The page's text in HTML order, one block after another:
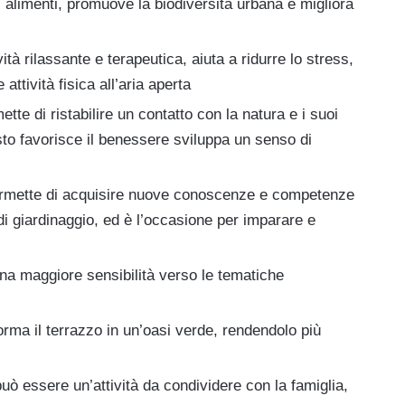
promuove la biodiversità urbana e migliora
rilassante e terapeutica, aiuta a ridurre lo stress,
attività fisica all’aria aperta
di ristabilire un contatto con la natura e i suoi
favorisce il benessere sviluppa un senso di
di acquisire nuove conoscenze e competenze
giardinaggio, ed è l’occasione per imparare e
maggiore sensibilità verso le tematiche
il terrazzo in un’oasi verde, rendendolo più
essere un’attività da condividere con la famiglia,